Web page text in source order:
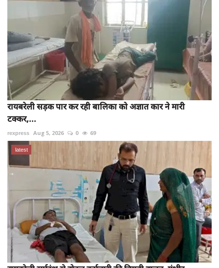
रायबरेली सड़क पार कर रही बालिका को अज्ञात कार ने मारी
टक्कर,...
rexpress Aug 5, 2026 0 69
latest